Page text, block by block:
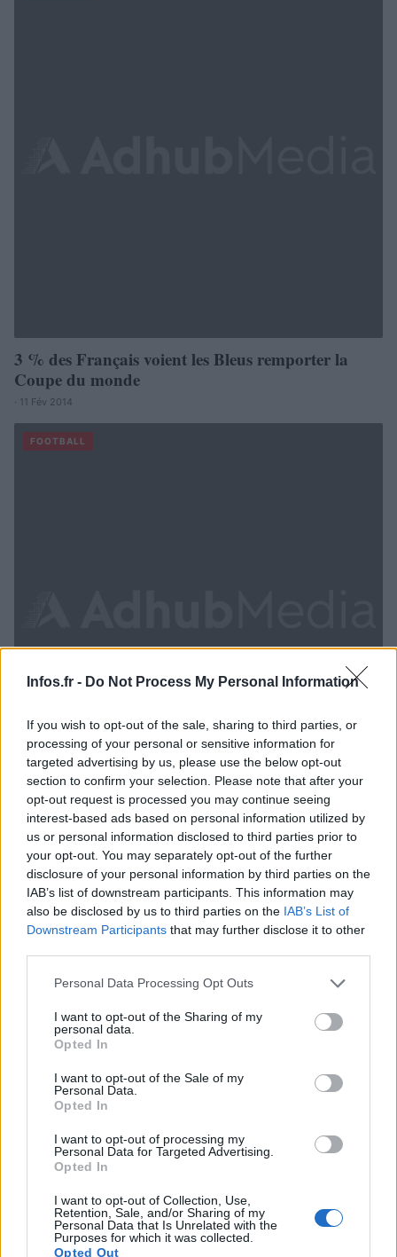
Infos.fr - Do Not Process My Personal Information
If you wish to opt-out of the sale, sharing to third parties, or
processing of your personal or sensitive information for
targeted advertising by us, please use the below opt-out
section to confirm your selection. Please note that after your
opt-out request is processed you may continue seeing
interest-based ads based on personal information utilized by
us or personal information disclosed to third parties prior to
your opt-out. You may separately opt-out of the further
disclosure of your personal information by third parties on the
IAB’s list of downstream participants. This information may
also be disclosed by us to third parties on the IAB’s List of
Downstream Participants that may further disclose it to other
Please note that this website/app uses one or more Google
not limited to your visit or usage behaviour. You may click to
grant or deny consent to Google and its third-party tags to
use your data for below specified purposes in below Google
consent section.
Personal Data Processing Opt Outs
I want to opt-out of the Sharing of my
personal data.
Opted In
I want to opt-out of the Sale of my
Personal Data.
Opted In
I want to opt-out of processing my
Personal Data for Targeted Advertising.
Opted In
I want to opt-out of Collection, Use,
Retention, Sale, and/or Sharing of my
Personal Data that Is Unrelated with the
Purposes for which it was collected.
Opted Out
3 % des Français voient les Bleus remporter la
Coupe du monde
· 11 Fév 2014
FOOTBALL
Découvrez le programme des Bleus avant la Coupe
du monde 2014
· 14 Jan 2014
FOOTBALL
Les Bleus participeront aux éliminatoires de l’Euro
2016… pour du beurre
· 20 Déc 2013
FOOTBALL